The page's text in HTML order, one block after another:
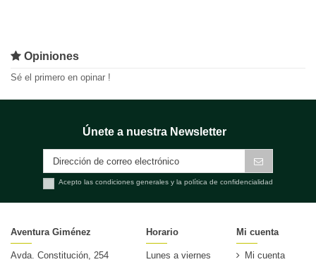
Opiniones
Sé el primero en opinar !
Únete a nuestra Newsletter
Acepto las condiciones generales y la política de confidencialidad
Aventura Giménez
Avda. Constitución, 254
Horario
Lunes a viernes
Mi cuenta
Mi cuenta